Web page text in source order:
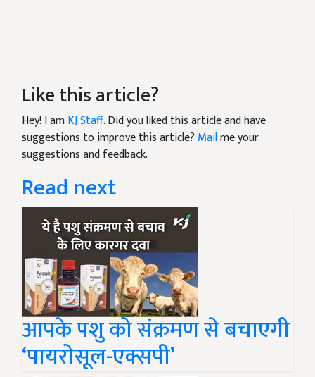
Like this article?
Hey! I amKJ Staff. Did you liked this article and have
suggestions to improve this article? Mailme your
suggestions and feedback.
Read next
आपके पशु को संक्रमण से बचाएगी
‘पायरोसूल-एक्सपी’